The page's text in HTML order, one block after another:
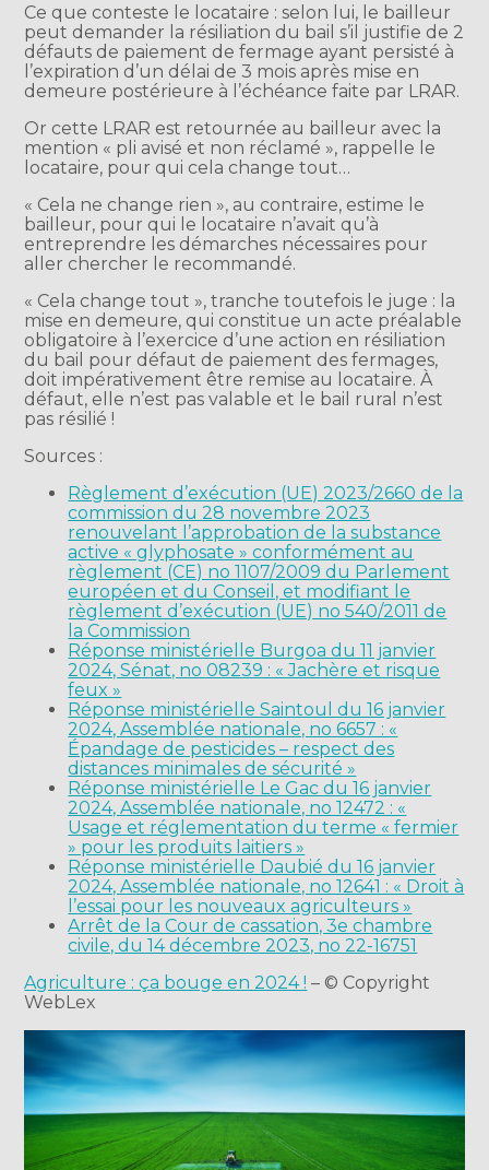
Ce que conteste le locataire : selon lui, le bailleur
peut demander la résiliation du bail s’il justifie de 2
défauts de paiement de fermage ayant persisté à
l’expiration d’un délai de 3 mois après mise en
demeure postérieure à l’échéance faite par LRAR.
Or cette LRAR est retournée au bailleur avec la
mention « pli avisé et non réclamé », rappelle le
locataire, pour qui cela change tout…
« Cela ne change rien », au contraire, estime le
bailleur, pour qui le locataire n’avait qu’à
entreprendre les démarches nécessaires pour
aller chercher le recommandé.
« Cela change tout », tranche toutefois le juge : la
mise en demeure, qui constitue un acte préalable
obligatoire à l’exercice d’une action en résiliation
du bail pour défaut de paiement des fermages,
doit impérativement être remise au locataire. À
défaut, elle n’est pas valable et le bail rural n’est
pas résilié !
Sources :
Règlement d’exécution (UE) 2023/2660 de la
commission du 28 novembre 2023
renouvelant l’approbation de la substance
active « glyphosate » conformément au
règlement (CE) no 1107/2009 du Parlement
européen et du Conseil, et modifiant le
règlement d’exécution (UE) no 540/2011 de
la Commission
Réponse ministérielle Burgoa du 11 janvier
2024, Sénat, no 08239 : « Jachère et risque
feux »
Réponse ministérielle Saintoul du 16 janvier
2024, Assemblée nationale, no 6657 : «
Épandage de pesticides – respect des
distances minimales de sécurité »
Réponse ministérielle Le Gac du 16 janvier
2024, Assemblée nationale, no 12472 : «
Usage et réglementation du terme « fermier
» pour les produits laitiers »
Réponse ministérielle Daubié du 16 janvier
2024, Assemblée nationale, no 12641 : « Droit à
l’essai pour les nouveaux agriculteurs »
Arrêt de la Cour de cassation, 3e chambre
civile, du 14 décembre 2023, no 22-16751
Agriculture : ça bouge en 2024 ! – © Copyright
WebLex